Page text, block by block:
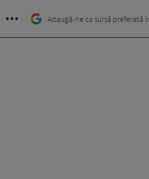
Adaugă-ne ca sursă preferată